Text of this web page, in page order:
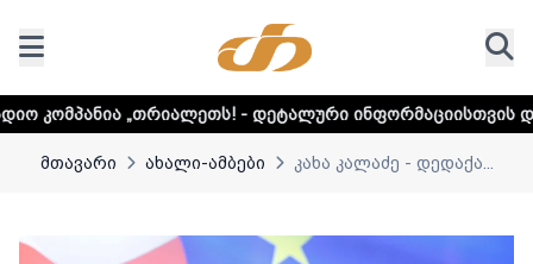
- დეტალური ინფორმაციისთვის დააკლიკეთ ლინკს
მთავარი ახალი-ამბები კახა კალაძე - დედაქა...